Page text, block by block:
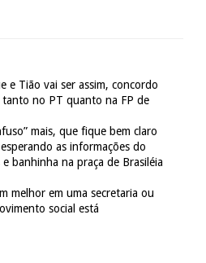
e Tião vai ser assim, concordo
tanto no PT quanto na FP de
mais, que fique bem claro
as informações do
banhinha na praça de Brasiléia
melhor em uma secretaria ou
social está